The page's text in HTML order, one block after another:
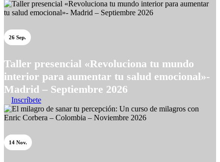
26 Sep.
Taller presencial «Revoluciona tu mundo
interior para aumentar tu salud emocional»-
Madrid – Septiembre 2026
Inscríbete
14 Nov.